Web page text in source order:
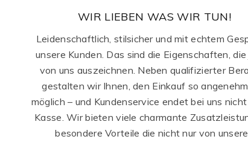
WIR LIEBEN WAS WIR TUN!
Leidenschaftlich, stilsicher und mit echtem
unsere Kunden. Das sind die Eigenschaften, die
von uns auszeichnen. Neben qualifizierter
gestalten wir Ihnen, den Einkauf so
möglich – und Kundenservice endet bei uns
Kasse. Wir bieten viele charmante
besondere Vorteile die nicht nur von